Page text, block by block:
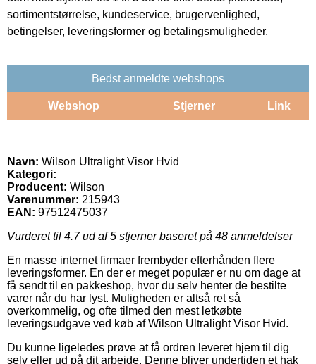
sortimentstørrelse, kundeservice, brugervenlighed,
betingelser, leveringsformer og betalingsmuligheder.
Bedst anmeldte webshops
Webshop Stjerner Link
Navn: Wilson Ultralight Visor Hvid
Kategori:
Producent: Wilson
Varenummer: 215943
EAN: 97512475037
Vurderet til 4.7ud af 5 stjerner baseret på 48 anmeldelser
En masse internet firmaer frembyder efterhånden flere
leveringsformer. En der er meget populær er nu om dage at
få sendt til en pakkeshop, hvor du selv henter de bestilte
varer når du har lyst. Muligheden er altså ret så
overkommelig, og ofte tilmed den mest letkøbte
leveringsudgave ved køb af Wilson Ultralight Visor Hvid.
Du kunne ligeledes prøve at få ordren leveret hjem til dig
selv eller ud på dit arbejde. Denne bliver undertiden et hak